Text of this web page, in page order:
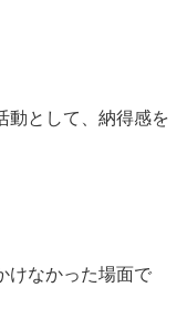
動として、納得感を
けなかった場面で